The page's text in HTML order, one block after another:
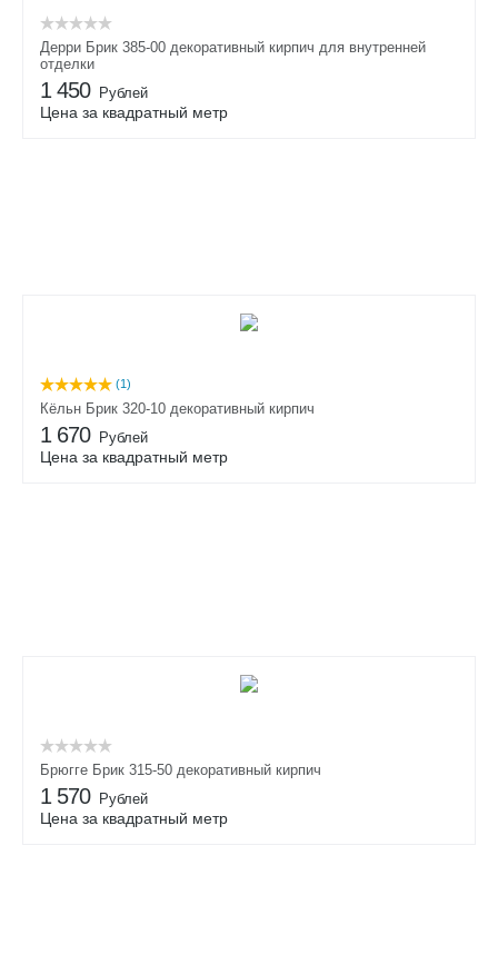
Дерри Брик 385-00 декоративный кирпич для внутренней
отделки
1 450 Рублей
Цена за квадратный метр
(1)
Кёльн Брик 320-10 декоративный кирпич
1 670 Рублей
Цена за квадратный метр
Брюгге Брик 315-50 декоративный кирпич
1 570 Рублей
Цена за квадратный метр